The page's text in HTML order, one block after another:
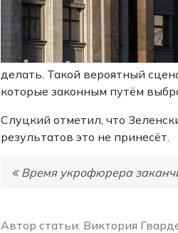
делать. Такой вероятный
которые законным путём
Слуцкий отметил, что
результатов это не принесёт.
Время укрофюрера
Автор статьи: Виктория